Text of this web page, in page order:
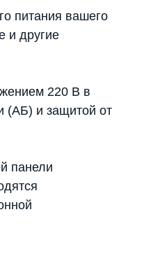
питания вашего
и другие
220 В в
(АБ) и защитой от
панели